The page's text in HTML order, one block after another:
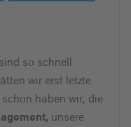
so schnell
wir erst letzte
haben wir, die
unsere